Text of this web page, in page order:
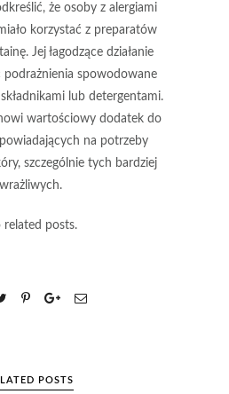
że osoby z alergiami
korzystać z preparatów
Jej łagodzące działanie
podrażnienia spowodowane
lub detergentami.
wartościowy dodatek do
na potrzeby
szczególnie tych bardziej
wrażliwych.
related posts.
POSTS